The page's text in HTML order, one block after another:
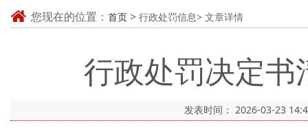
您现在的位置： 首页 > 行政处罚信息> 文章详情
行政处罚决定
发表时间： 2026-03-23